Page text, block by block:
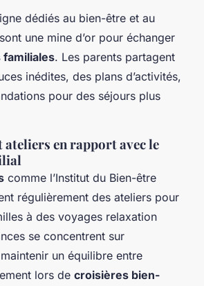
dédiés au bien-être et au
une mine d’or pour échanger
. Les parents partagent
inédites, des plans d’activités,
pour des séjours plus
ateliers en rapport avec le
comme l’Institut du Bien-être
régulièrement des ateliers pour
à des voyages relaxation
se concentrent sur
un équilibre entre
lors de croisières bien-